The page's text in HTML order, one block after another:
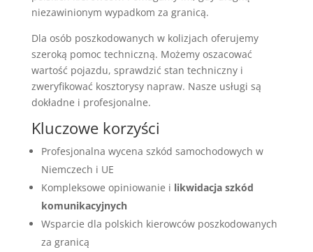
niezawinionym wypadkom za granicą.
Dla osób poszkodowanych w kolizjach oferujemy
szeroką pomoc techniczną. Możemy oszacować
wartość pojazdu, sprawdzić stan techniczny i
zweryfikować kosztorysy napraw. Nasze usługi są
dokładne i profesjonalne.
Kluczowe korzyści
Profesjonalna wycena szkód samochodowych w
Niemczech i UE
Kompleksowe opiniowanie i likwidacja szkód
komunikacyjnych
Wsparcie dla polskich kierowców poszkodowanych
za granicą